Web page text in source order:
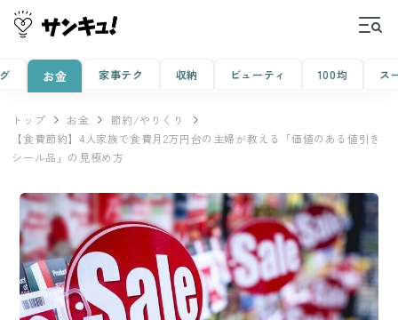
お金 家事テク 収納 ビューティ 100均 ス
トップ お金
節約/やりくり
【食費節約】4人家族で食費月2万円台の主婦が教える「価値のある値引き
シール品」の見極め方